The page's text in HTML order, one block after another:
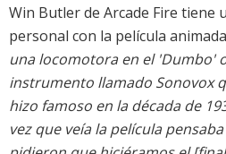
Win Butler de Arcade Fire tiene
personal con la película
una locomotora en el 'Dumbo'
instrumento llamado Sonovox
hizo famoso en la década de
vez que veía la película